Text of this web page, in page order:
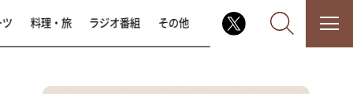
料理・旅 ラジオ番組 その他